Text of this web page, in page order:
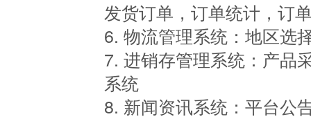
发货订单，订单统计，订
6. 物流管理系统：地区选
7. 进销存管理系统：产品
系统
8. 新闻资讯系统：平台公